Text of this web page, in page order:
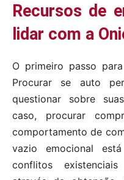
Recursos de
lidar com a
O primeiro passo
Procurar se auto
questionar sobre
caso, procurar
comportamento de
vazio emocional
conflitos